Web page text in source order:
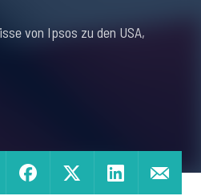
von Ipsos zu den USA,